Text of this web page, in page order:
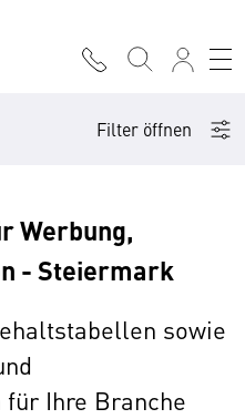
Filter öffnen
Werbung,
- Steiermark
sowie
Ihre Branche